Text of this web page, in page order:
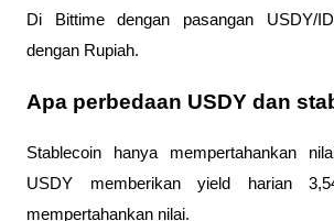
Di Bittime dengan pasangan USDY/
dengan Rupiah.
Apa perbedaan USDY dan
Stablecoin hanya mempertahankan
USDY memberikan yield harian
mempertahankan nilai.